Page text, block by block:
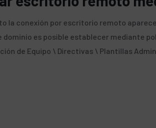
la conexión por escritorio remoto
dominio es posible establecer mediante
de Equipo \ Directivas \ Plantillas